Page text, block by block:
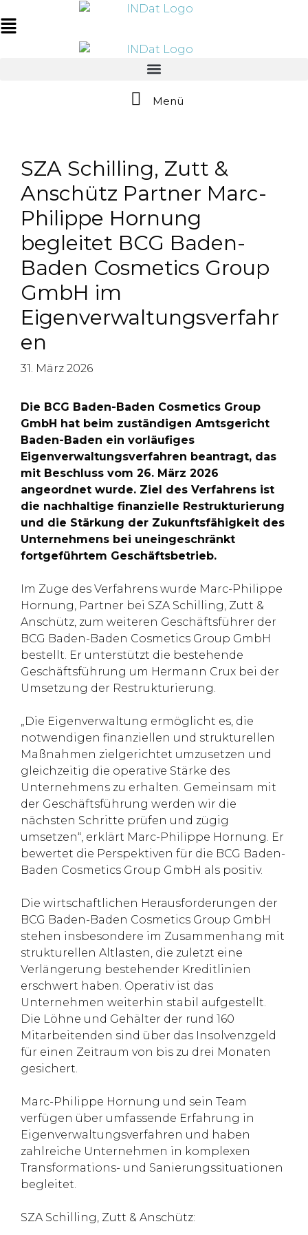
springen
Inhalt
Main
Menü
SZA Schilling, Zutt &
Anschütz Partner Marc-
Philippe Hornung
begleitet BCG Baden-
Baden Cosmetics Group
GmbH im
Eigenverwaltungsverfahr
en
31. März 2026
Die BCG Baden-Baden Cosmetics Group
GmbH hat beim zuständigen Amtsgericht
Baden-Baden ein vorläufiges
Eigenverwaltungsverfahren beantragt, das
mit Beschluss vom 26. März 2026
angeordnet wurde. Ziel des Verfahrens ist
die nachhaltige finanzielle Restrukturierung
und die Stärkung der Zukunftsfähigkeit des
Unternehmens bei uneingeschränkt
fortgeführtem Geschäftsbetrieb.
Im Zuge des Verfahrens wurde Marc-Philippe
Hornung, Partner bei SZA Schilling, Zutt &
Anschütz, zum weiteren Geschäftsführer der
BCG Baden-Baden Cosmetics Group GmbH
bestellt. Er unterstützt die bestehende
Geschäftsführung um Hermann Crux bei der
Umsetzung der Restrukturierung.
„Die Eigenverwaltung ermöglicht es, die
notwendigen finanziellen und strukturellen
Maßnahmen zielgerichtet umzusetzen und
gleichzeitig die operative Stärke des
Unternehmens zu erhalten. Gemeinsam mit
der Geschäftsführung werden wir die
nächsten Schritte prüfen und zügig
umsetzen“, erklärt Marc-Philippe Hornung. Er
bewertet die Perspektiven für die BCG Baden-
Baden Cosmetics Group GmbH als positiv.
Die wirtschaftlichen Herausforderungen der
BCG Baden-Baden Cosmetics Group GmbH
stehen insbesondere im Zusammenhang mit
strukturellen Altlasten, die zuletzt eine
Verlängerung bestehender Kreditlinien
erschwert haben. Operativ ist das
Unternehmen weiterhin stabil aufgestellt.
Die Löhne und Gehälter der rund 160
Mitarbeitenden sind über das Insolvenzgeld
für einen Zeitraum von bis zu drei Monaten
gesichert.
Marc-Philippe Hornung und sein Team
verfügen über umfassende Erfahrung in
Eigenverwaltungsverfahren und haben
zahlreiche Unternehmen in komplexen
Transformations- und Sanierungssituationen
begleitet.
SZA Schilling, Zutt & Anschütz: